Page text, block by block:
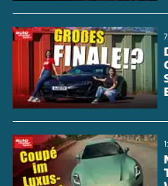
zu reduzieren.